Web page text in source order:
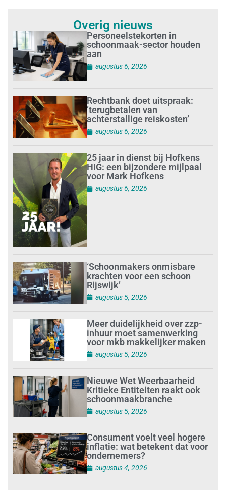
Overig nieuws
Personeelstekorten in
schoonmaak-sector houden
aan
augustus 6, 2026
Rechtbank doet uitspraak:
’terugbetalen van
achterstallige reiskosten’
augustus 6, 2026
25 jaar in dienst bij Hofkens
HIG: een bijzondere mijlpaal
voor Mark Hofkens
augustus 6, 2026
‘Schoonmakers onmisbare
krachten voor een schoon
Rijswijk’
augustus 5, 2026
Meer duidelijkheid over zzp-
inhuur moet samenwerking
voor mkb makkelijker maken
augustus 5, 2026
Nieuwe Wet Weerbaarheid
Kritieke Entiteiten raakt ook
schoonmaakbranche
augustus 5, 2026
Consument voelt veel hogere
inflatie: wat betekent dat voor
ondernemers?
augustus 4, 2026